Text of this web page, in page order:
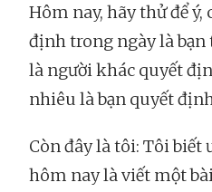
Hôm nay, hãy thử để
định trong ngày là bạn
là người khác quyết
nhiêu là bạn quyết
Còn đây là tôi: Tôi
hôm nay là viết một